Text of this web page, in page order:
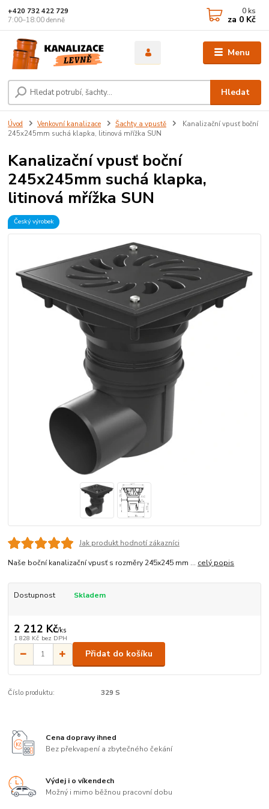
Menu
Hledat
+420 732 422 729
7:00–18:00 denně
0 ks
za 0 Kč
Úvod Venkovní kanalizace Šachty a vpustě
Kanalizační vpusť boční
245x245mm suchá klapka, litinová mřížka SUN
Kanalizační vpusť boční
245x245mm suchá klapka,
litinová mřížka SUN
Český výrobek
Jak produkt hodnotí zákazníci
Naše boční kanalizační vpusť s rozměry 245x245 mm ... celý popis
Dostupnost Skladem
2 212 Kč/ks
1 828 Kč bez DPH
Přidat do košíku
Číslo produktu: 329 S
Cena dopravy ihned
Bez překvapení a zbytečného čekání
Výdej i o víkendech
Možný i mimo běžnou pracovní dobu